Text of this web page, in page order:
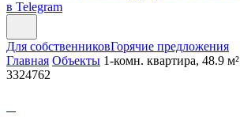
в Telegram
Для собственниковГорячие предложения
Главная Объекты 1-комн. квартира, 48.9 м²
3324762